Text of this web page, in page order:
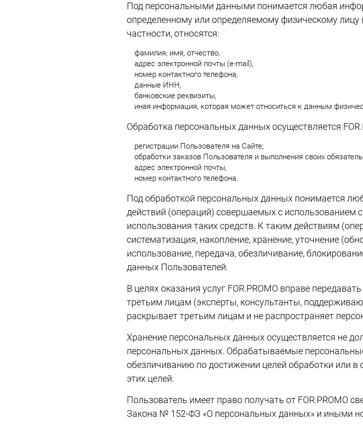
Под персональными данными понимается любая
определенному или определяемому физическому
частности, относятся:
фамилия, имя, отчество,
адрес электронной почты (e-mail),
номер контактного телефона,
данные ИНН,
банковские реквизиты,
иная информация, которая может относиться к данным
Обработка персональных данных осуществляется
регистрации Пользователя на Сайте;
обработки заказов Пользователя и выполнения своих
адрес электронной почты,
номер контактного телефона.
Под обработкой персональных данных понимается
действий (операций) совершаемых с использованием
использования таких средств. К таким действиям
систематизация, накопление, хранение, уточнение
использование, передача, обезличивание,
данных Пользователей.
В целях оказания услуг FOR.PROMO вправе
третьим лицам (эксперты, консультанты,
раскрывает третьим лицам и не распространяет
Хранение персональных данных осуществляется не
персональных данных. Обрабатываемые
обезличиванию по достижении целей обработки или
этих целей.
Пользователь имеет право получать от FOR.PROMO
Закона № 152-ФЗ «О персональных данных» и иными